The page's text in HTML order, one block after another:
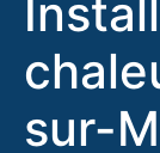
sur-